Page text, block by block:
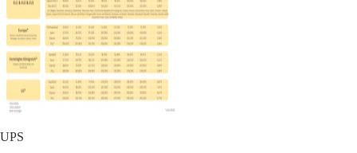
UPS